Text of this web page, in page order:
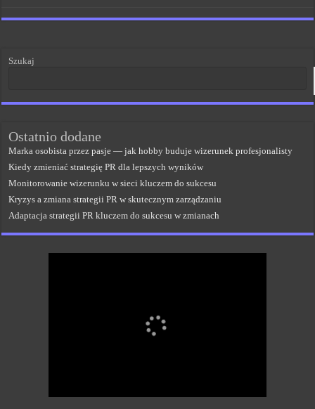
Szukaj
Ostatnio dodane
Marka osobista przez pasje — jak hobby buduje wizerunek profesjonalisty
Kiedy zmieniać strategię PR dla lepszych wyników
Monitorowanie wizerunku w sieci kluczem do sukcesu
Kryzys a zmiana strategii PR w skutecznym zarządzaniu
Adaptacja strategii PR kluczem do sukcesu w zmianach